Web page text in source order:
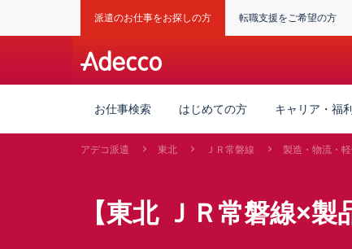
派遣のお仕事をお探しの方 転職支援をご希望の方
お仕事検索 はじめての方 キャリア・福
アデコ派遣 東北 ＪＲ常磐線 製造・物流・
【東北 ＪＲ常磐線×